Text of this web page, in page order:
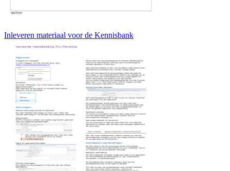
Inleveren materiaal voor de Kennisbank